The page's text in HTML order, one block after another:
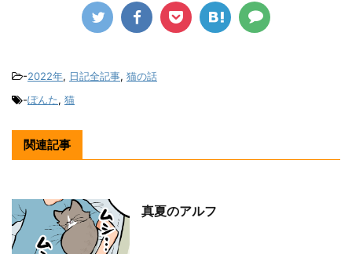
-2022年, 日記全記事, 猫の話
-ぽんた, 猫
関連記事
真夏のアルフ